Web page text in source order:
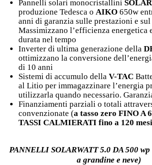
Pannelli solari monocristallini
produzione Tedesca o AIKO650w
anni di garanzia sulle prestazioni e
Massimizzano l’efficienza energetica
durata nel tempo
Inverter di ultima generazione della
ottimizzano la conversione
di 10 anni
Sistemi di accumulo della V-TAC
al Litio per immagazzinare l’energia
utilizzarla quando necessario.
Finanziamenti parziali o totali
convenzionate (a tasso zero FINO A
TASSI CALMIERATI fino a 120 mesi
PANNELLI SOLARWATT 5.0 DA 500
a grandine e neve)